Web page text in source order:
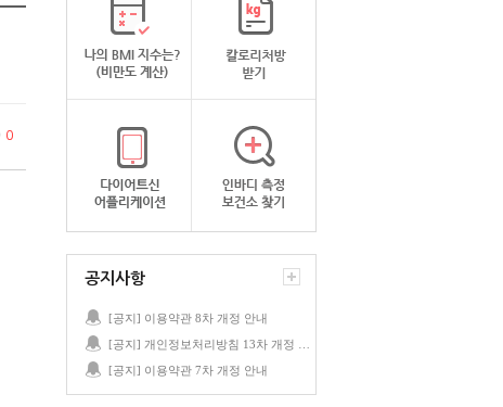
0
공지사항
[공지] 이용약관 8차 개정 안내
[공지] 이용약관 7차 개정 안내